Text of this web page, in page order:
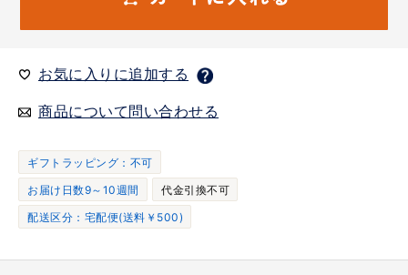
お気に入りに追加する
商品について問い合わせる
ギフトラッピング：不可
お届け日数9～10週間
代金引換不可
配送区分：宅配便(送料￥500)